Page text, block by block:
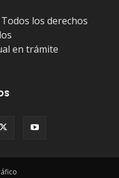
los derechos
en trámite